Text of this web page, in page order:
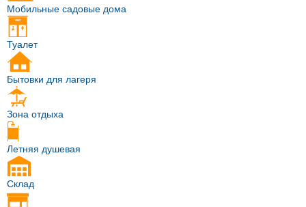
Мобильные садовые дома
Туалет
Бытовки для лагеря
Зона отдыха
Летняя душевая
Склад